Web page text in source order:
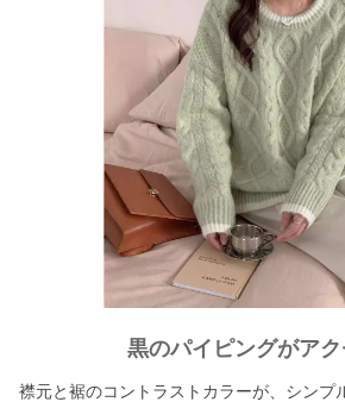
黒のパイピングがアク
襟元と裾のコントラストカラーが、シンプ